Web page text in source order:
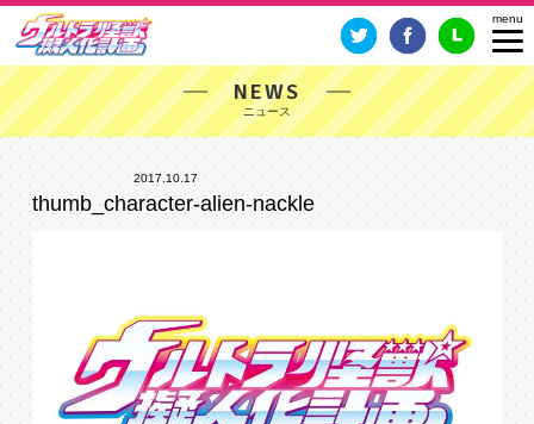
NEWS
2017.10.17
thumb_character-alien-nackle